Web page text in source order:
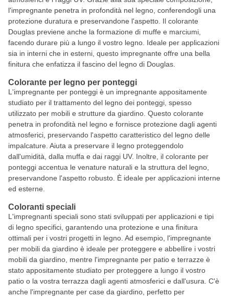
l'impregnante penetra in profondità nel legno, conferendogli una
protezione duratura e preservandone l'aspetto. Il colorante
Douglas previene anche la formazione di muffe e marciumi,
facendo durare più a lungo il vostro legno. Ideale per applicazioni
sia in interni che in esterni, questo impregnante offre una bella
finitura che enfatizza il fascino del legno di Douglas.
Colorante per legno per ponteggi
L'impregnante per ponteggi è un impregnante appositamente
studiato per il trattamento del legno dei ponteggi, spesso
utilizzato per mobili e strutture da giardino. Questo colorante
penetra in profondità nel legno e fornisce protezione dagli agenti
atmosferici, preservando l'aspetto caratteristico del legno delle
impalcature. Aiuta a preservare il legno proteggendolo
dall'umidità, dalla muffa e dai raggi UV. Inoltre, il colorante per
ponteggi accentua le venature naturali e la struttura del legno,
preservandone l'aspetto robusto. È ideale per applicazioni interne
ed esterne.
Coloranti speciali
L'impregnanti speciali sono stati sviluppati per applicazioni e tipi
di legno specifici, garantendo una protezione e una finitura
ottimali per i vostri progetti in legno. Ad esempio, l'impregnante
per mobili da giardino è ideale per proteggere e abbellire i vostri
mobili da giardino, mentre l'impregnante per patio e terrazze è
stato appositamente studiato per proteggere a lungo il vostro
patio o la vostra terrazza dagli agenti atmosferici e dall'usura. C'è
anche l'impregnante per case da giardino, perfetto per